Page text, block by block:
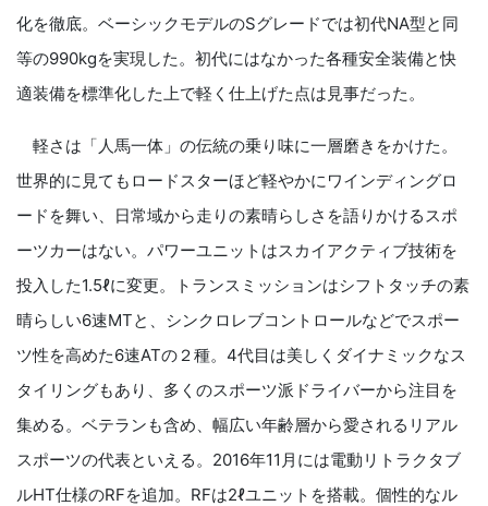
化を徹底。ベーシックモデルのSグレードでは初代NA型と同
等の990kgを実現した。初代にはなかった各種安全装備と快
適装備を標準化した上で軽く仕上げた点は見事だった。
軽さは「人馬一体」の伝統の乗り味に一層磨きをかけた。
世界的に見てもロードスターほど軽やかにワインディングロ
ードを舞い、日常域から走りの素晴らしさを語りかけるスポ
ーツカーはない。パワーユニットはスカイアクティブ技術を
投入した1.5ℓに変更。トランスミッションはシフトタッチの素
晴らしい6速MTと、シンクロレブコントロールなどでスポー
ツ性を高めた6速ATの２種。4代目は美しくダイナミックなス
タイリングもあり、多くのスポーツ派ドライバーから注目を
集める。ベテランも含め、幅広い年齢層から愛されるリアル
スポーツの代表といえる。2016年11月には電動リトラクタブ
ルHT仕様のRFを追加。RFは2ℓユニットを搭載。個性的なル